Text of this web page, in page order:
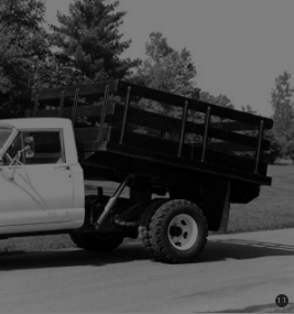
(
Disclosure
11
)